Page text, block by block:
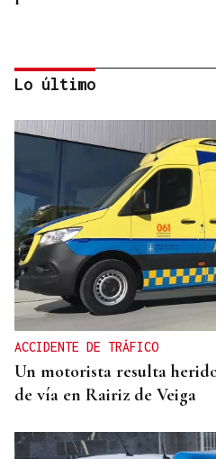
PARA EL ARREGLO INTEGRAL
Oporto, el modelo a
casco histórico de Ourense
Lo último
ACCIDENTE DE TRÁFICO
Un motorista resulta
de vía en Rairiz de Veiga